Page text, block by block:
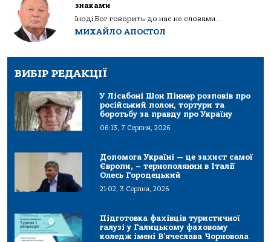
знаками
Іноді Бог говорить до нас не словами...
МИХАЙЛО АПОСТОЛ
ВИБІР РЕДАКЦІЇ
У Лісабоні Шон Піннер розповів про
російський полон, тортури та
боротьбу за правду про Україну
06:13, 7 Серпня, 2026
Допомога Україні — це захист самої
Європи, – тернополянин в Італії
Олесь Городецький
21:02, 3 Серпня, 2026
Підготовка фахівців туристичної
галузі у Галицькому фаховому
коледж імені В’ячеслава Чорновола